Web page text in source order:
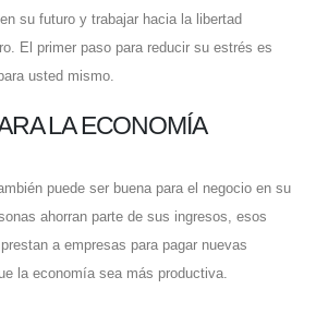
su futuro y trabajar hacia la libertad
El primer paso para reducir su estrés es
usted mismo.
LA ECONOMÍA
puede ser buena para el negocio en su
ahorran parte de sus ingresos, esos
a empresas para pagar nuevas
la economía sea más productiva.